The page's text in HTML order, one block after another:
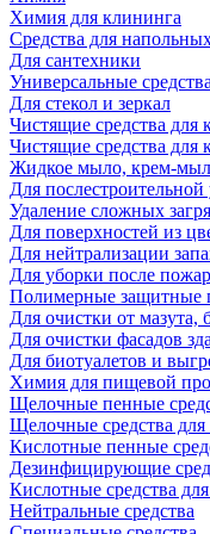
Химия для клининга
Средства для
Для сантехники
Универсальные средства
Для стекол и зеркал
Чистящие средства для
Чистящие средства для
Жидкое мыло, крем-
Для послестроительной
Удаление сложных
Для поверхностей из
Для нейтрализации
Для уборки после
Полимерные защитные
Для очистки от мазута,
Для очистки фасадов
Для биотуалетов и
Химия для пищевой
Щелочные пенные
Щелочные средства
Кислотные пенные
Дезинфицирующие
Кислотные средства
Нейтральные средства